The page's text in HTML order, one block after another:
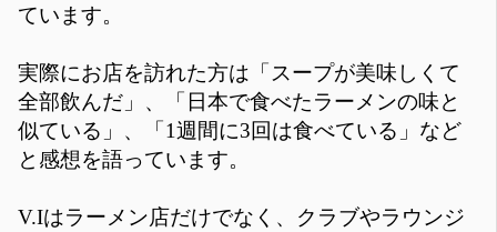
ています。
実際にお店を訪れた方は「スープが美味しくて
全部飲んだ」、「日本で食べたラーメンの味と
似ている」、「1週間に3回は食べている」など
と感想を語っています。
V.Iはラーメン店だけでなく、クラブやラウンジ